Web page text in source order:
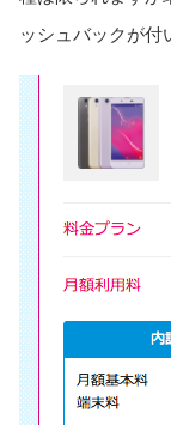
ッシュバックが付